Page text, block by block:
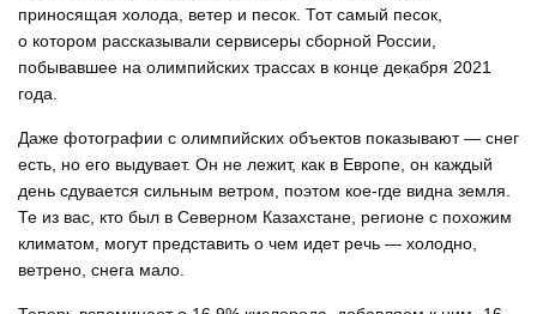
приносящая холода, ветер и песок. Тот самый песок,
о котором рассказывали сервисеры сборной России,
побывавшее на олимпийских трассах в конце декабря 2021
года.
Даже фотографии с олимпийских объектов показывают — снег
есть, но его выдувает. Он не лежит, как в Европе, он каждый
день сдувается сильным ветром, поэтом кое-где видна земля.
Те из вас, кто был в Северном Казахстане, регионе с похожим
климатом, могут представить о чем идет речь — холодно,
ветрено, снега мало.